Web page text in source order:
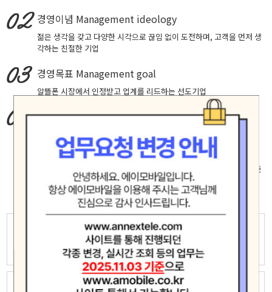
경영이념 Management ideology
젊은 생각을 갖고 다양한 시각으로 끊임 없이 도전하며, 고객을 먼저 생
각하는 친절한 기업
경영목표 Management goal
알뜰폰 시장에서 인정받고 업계를 리드하는 선도기업
핵심가치Core Values
창의적 도전, 실패에 안주하지 않고 성공을 확신하는 자세로 최고에 도
전합니다.
고객중심, 고객의 입장에서 생각하고 배려하며 진심으로 소통합니다.
책임과 헌신, 신뢰 존중 배려가 깃든 마음으로 직원 제휴사 고객등 모든
인연을 소중히 여기며 공정하고 바르게 행동합니다.
모험(Adventure)
우리는 자유롭고 창의적인 상상력으로
새로운 가치창조에 끊임없이 도전하고모험
놀라운(Amazing)